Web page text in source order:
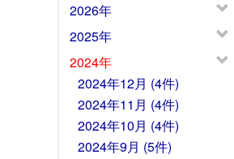
2026年
2025年
2024年
2024年12月 (4件)
2024年11月 (4件)
2024年10月 (4件)
2024年9月 (5件)